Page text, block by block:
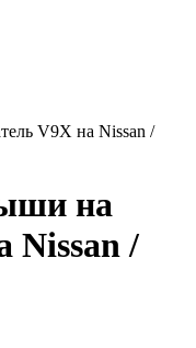
V9X на Nissan /
на
Nissan /